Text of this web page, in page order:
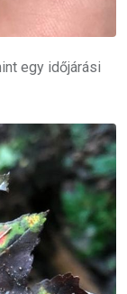
egy időjárási